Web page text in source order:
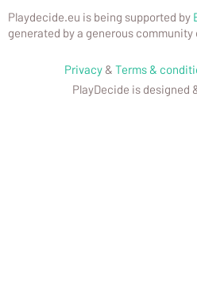
Playdecide.eu is being supported by
generated by a generous community
Privacy& Terms &
PlayDecide is designed